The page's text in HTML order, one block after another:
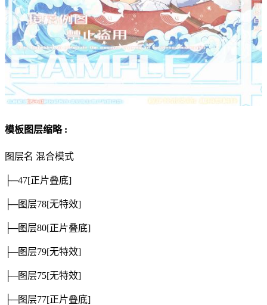
模板图层缩略 :
图层名 混合模式
├─47[正片叠底]
├─图层78[无特效]
├─图层80[正片叠底]
├─图层79[无特效]
├─图层75[无特效]
├─图层77[正片叠底]